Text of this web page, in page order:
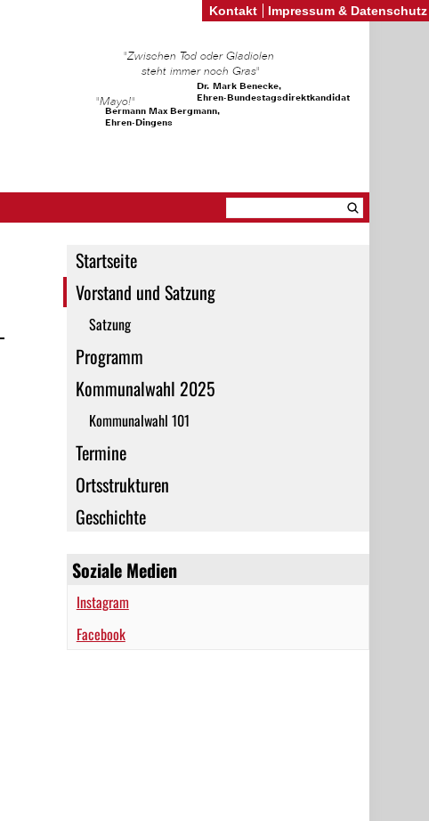
Startseite
Vorstand und Satzung
Satzung
Programm
Kommunalwahl 2025
Kommunalwahl 101
Termine
Ortsstrukturen
Geschichte
Soziale Medien
Instagram
Facebook
Kontakt Impressum & Datenschutz